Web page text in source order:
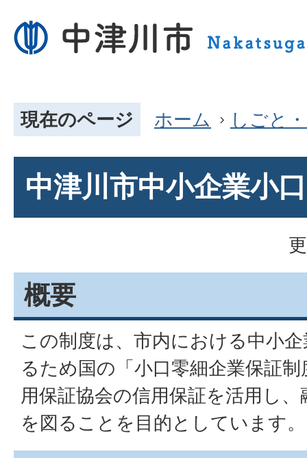
現在のページ ホーム しごと
中津川市中小企業小
概要
この制度は、市内における中小
るため国の「小口零細企業保証
用保証協会の信用保証を活用し
を図ることを目的としています。